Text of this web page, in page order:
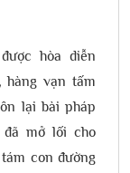
hòa diễn
hàng vạn tấm
lại bài pháp
mở lối cho
con đường